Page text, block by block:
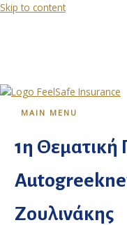
Skip to content
MAIN MENU
1η Θεματική
Ζουλινάκης